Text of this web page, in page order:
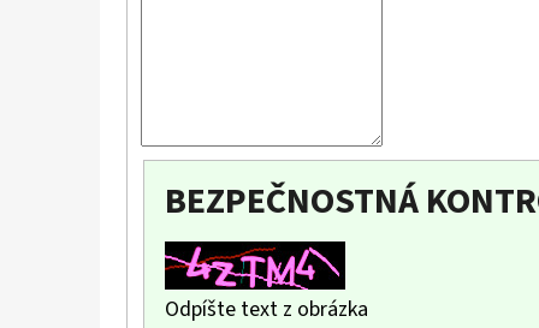
BEZPEČNOSTNÁ
Odpíšte text z obrázka